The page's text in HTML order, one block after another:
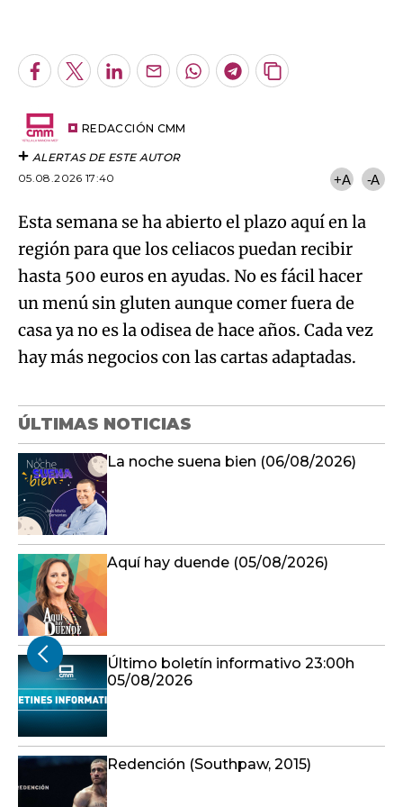
Facebook
TwitterLinkedInEnviarWhatsapp
Telegram
Copiar
REDACCIÓN CMM
ALERTAS DE ESTE AUTOR
05.08.2026 17:40
+A -A
Esta semana se ha abierto el plazo aquí en la
región para que los celiacos puedan recibir
hasta 500 euros en ayudas. No es fácil hacer
un menú sin gluten aunque comer fuera de
casa ya no es la odisea de hace años. Cada vez
hay más negocios con las cartas adaptadas.
ÚLTIMAS NOTICIAS
La noche suena bien (06/08/2026)
Aquí hay duende (05/08/2026)
Último boletín informativo 23:00h
05/08/2026
Redención (Southpaw, 2015)